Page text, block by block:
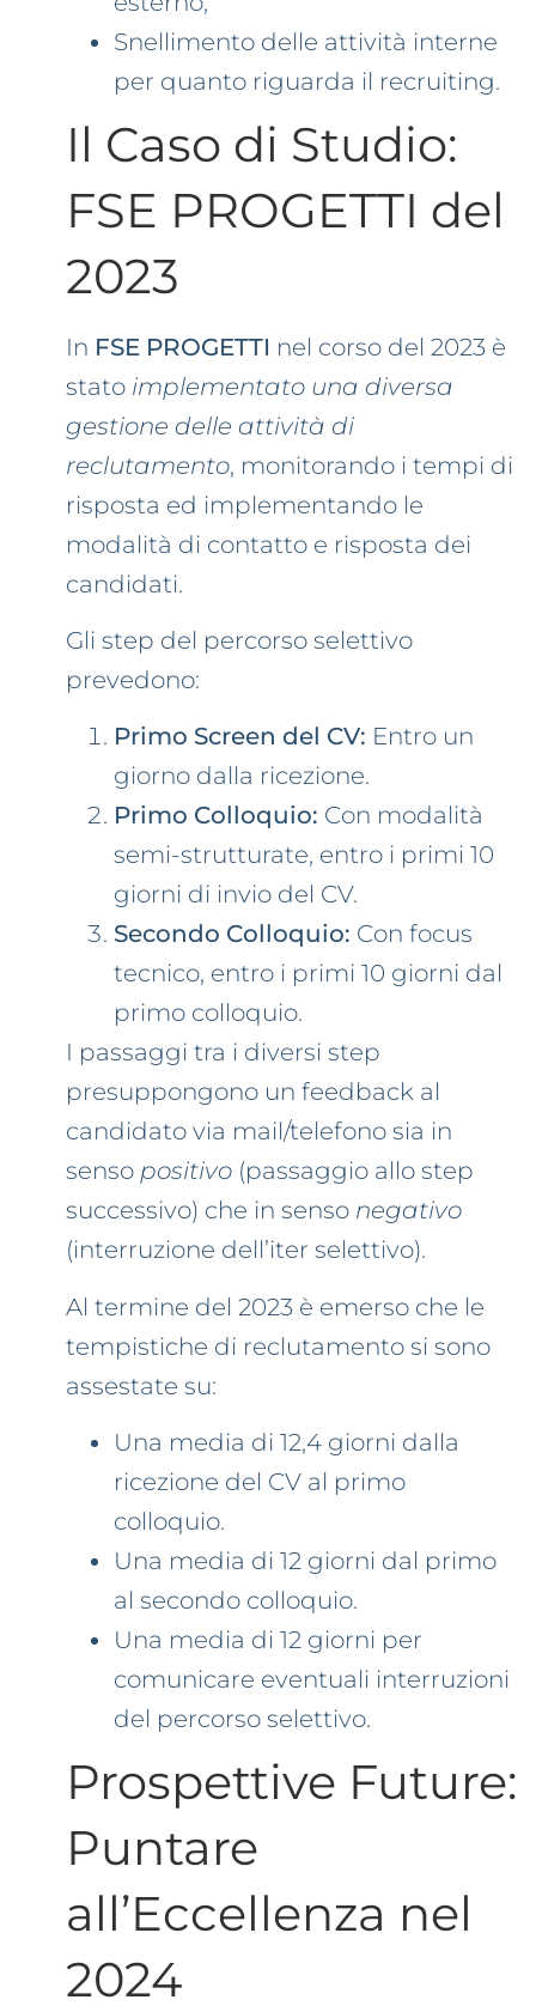
Snellimento delle attività interne
per quanto riguarda il recruiting.
Il Caso di Studio:
FSE PROGETTI del
2023
In FSE PROGETTI nel corso del 2023 è
stato implementato una diversa
gestione delle attività di
reclutamento, monitorando i tempi di
risposta ed implementando le
modalità di contatto e risposta dei
candidati.
Gli step del percorso selettivo
prevedono:
Primo Screen del CV: Entro un
giorno dalla ricezione.
Primo Colloquio: Con modalità
semi-strutturate, entro i primi 10
giorni di invio del CV.
Secondo Colloquio: Con focus
tecnico, entro i primi 10 giorni dal
primo colloquio.
I passaggi tra i diversi step
presuppongono un feedback al
candidato via mail/telefono sia in
senso positivo (passaggio allo step
successivo) che in senso negativo
(interruzione dell’iter selettivo).
Al termine del 2023 è emerso che le
tempistiche di reclutamento si sono
assestate su:
Una media di 12,4 giorni dalla
ricezione del CV al primo
colloquio.
Una media di 12 giorni dal primo
al secondo colloquio.
Una media di 12 giorni per
comunicare eventuali interruzioni
del percorso selettivo.
Prospettive Future:
Puntare
all’Eccellenza nel
2024